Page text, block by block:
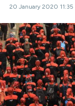
20 January 2020 11:35